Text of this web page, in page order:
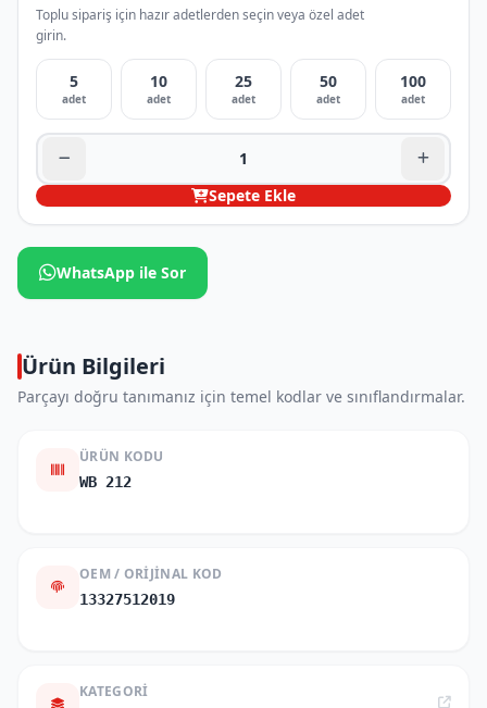
Toplu sipariş için hazır adetlerden seçin veya özel adet
girin.
5
adet
10
adet
25
adet
50
adet
100
adet
Sepete Ekle
WhatsApp ile Sor
Ürün Bilgileri
Parçayı doğru tanımanız için temel kodlar ve sınıflandırmalar.
ÜRÜN KODU
WB 212
OEM / ORIJINAL KOD
13327512019
KATEGORI